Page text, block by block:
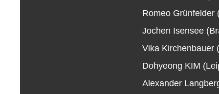
Romeo Grünfelder
Jochen Isensee
Vika Kirchenbauer
Dohyeong KIM
Alexander